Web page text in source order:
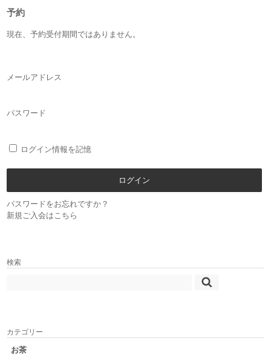
予約
現在、予約受付期間ではありません。
メールアドレス
パスワード
ログイン情報を記憶
パスワードをお忘れですか？
新規ご入会はこちら
検索
カテゴリー
お茶